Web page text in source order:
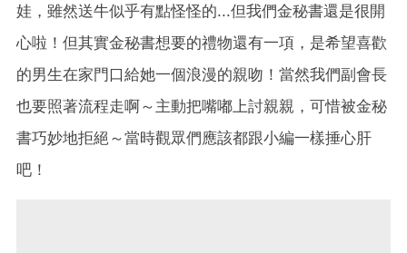
娃，雖然送牛似乎有點怪怪的...但我們金秘書還是很開
心啦！但其實金秘書想要的禮物還有一項，是希望喜歡
的男生在家門口給她一個浪漫的親吻！當然我們副會長
也要照著流程走啊～主動把嘴嘟上討親親，可惜被金秘
書巧妙地拒絕～當時觀眾們應該都跟小編一樣捶心肝
吧！